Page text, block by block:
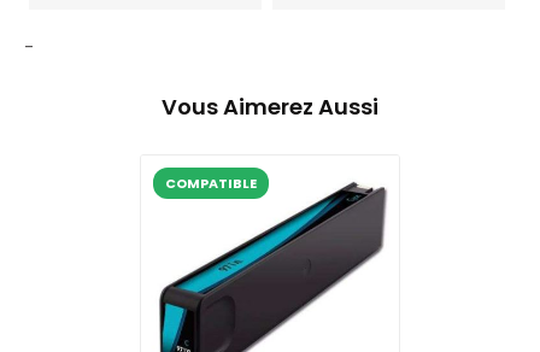
-
Vous Aimerez Aussi
COMPATIBLE